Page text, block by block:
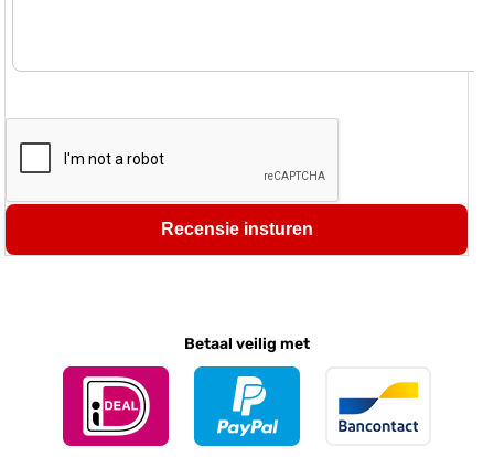
Recensie insturen
Betaal veilig met